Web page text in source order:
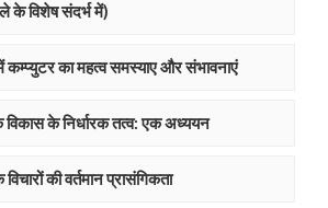
के विशेष संदर्भ में)
का महत्व समस्याए और संभावनाएं
के निर्धारक तत्व: एक अध्ययन
की वर्तमान प्रासंगिकता